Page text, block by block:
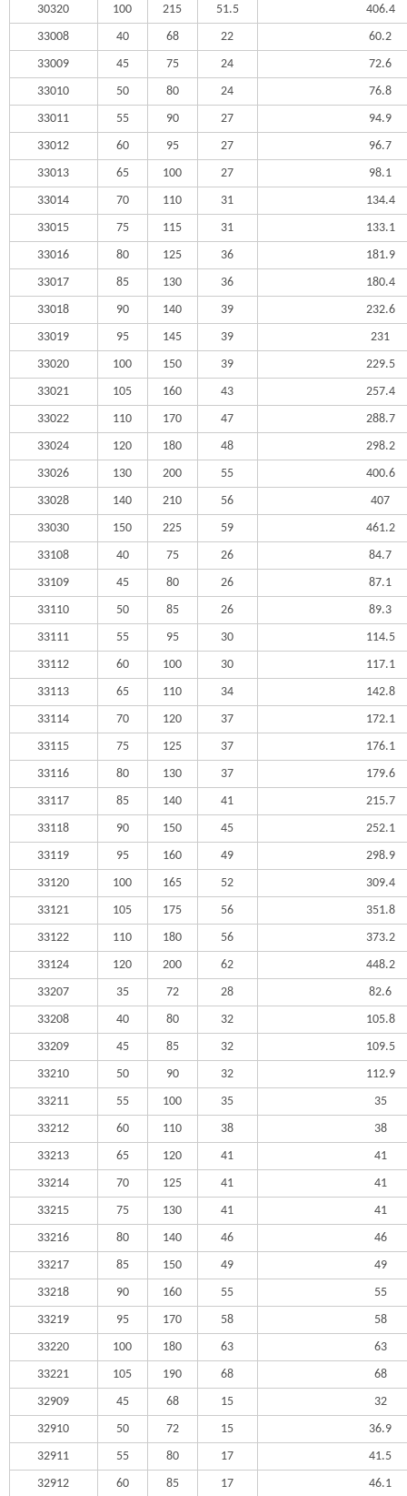
30320
100 215 51.5
406.4
33008
40 68 22
60.2
33009
45 75 24
72.6
33010
50 80 24
76.8
33011
55 90 27
94.9
33012
60 95 27
96.7
33013
65 100 27
98.1
33014
70 110 31
134.4
33015
75 115 31
133.1
33016
80 125 36
181.9
33017
85 130 36
180.4
33018
90 140 39
232.6
33019
95 145 39
231
33020
100 150 39
229.5
33021
105 160 43
257.4
33022
110 170 47
288.7
33024
120 180 48
298.2
33026
130 200 55
400.6
33028
140 210 56
407
33030
150 225 59
461.2
33108
40 75 26
84.7
33109
45 80 26
87.1
33110
50 85 26
89.3
33111
55 95 30
114.5
33112
60 100 30
117.1
33113
65 110 34
142.8
33114
70 120 37
172.1
33115
75 125 37
176.1
33116
80 130 37
179.6
33117
85 140 41
215.7
33118
90 150 45
252.1
33119
95 160 49
298.9
33120
100 165 52
309.4
33121
105 175 56
351.8
33122
110 180 56
373.2
33124
120 200 62
448.2
33207
35 72 28
82.6
33208
40 80 32
105.8
33209
45 85 32
109.5
33210
50 90 32
112.9
33211
55 100 35
35
33212
60 110 38
38
33213
65 120 41
41
33214
70 125 41
41
33215
75 130 41
41
33216
80 140 46
46
33217
85 150 49
49
33218
90 160 55
55
33219
95 170 58
58
33220
100 180 63
63
33221
105 190 68
68
32909
45 68 15
32
32910
50 72 15
36.9
32911
55 80 17
41.5
32912
60 85 17 46.1